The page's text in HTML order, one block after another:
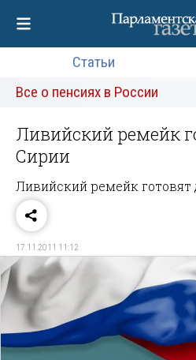
Статьи
Все о пенсиях в России
Ливийский ремейк
Сирии
Ливийский ремейк готовят
17.11.2011 11:12